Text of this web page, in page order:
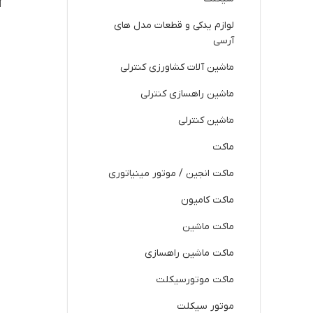
لوازم یدکی و قطعات مدل های
آرسی
ماشین آلات کشاورزی کنترلی
ماشین راهسازی کنترلی
ماشین کنترلی
ماکت
ماکت انجین / موتور مینیاتوری
ماکت کامیون
ماکت ماشین
ماکت ماشین راهسازی
ماکت موتورسیکلت
موتور سیکلت